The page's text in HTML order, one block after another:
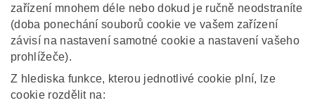
zařízení mnohem déle nebo dokud je ručně neodstraníte
(doba ponechání souborů cookie ve vašem zařízení
závisí na nastavení samotné cookie a nastavení vašeho
prohlížeče).
Z hlediska funkce, kterou jednotlivé cookie plní, lze
cookie rozdělit na: